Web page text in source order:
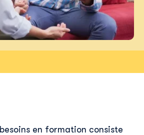
en formation consiste